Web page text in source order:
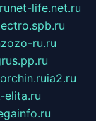
net-life.net.ru
ru.ru
ia2.ru
elita.ru